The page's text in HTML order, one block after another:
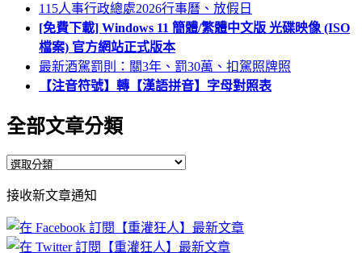
115人事行政總處2026行事曆、放假日
[免費下載] Windows 11 簡體/繁體中文版 光碟映像 (ISO
檔案) 官方網站正式版本
最新酒駕罰則：關3年、罰30萬、扣駕照牌照
【注音符號】轉【漢語拼音】字母對照表
全部文章分類
全
文
章
分
接收新文章通知